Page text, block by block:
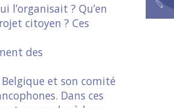
l’organisait ? Qu’en
citoyen ? Ces
des
et son comité
Dans ces